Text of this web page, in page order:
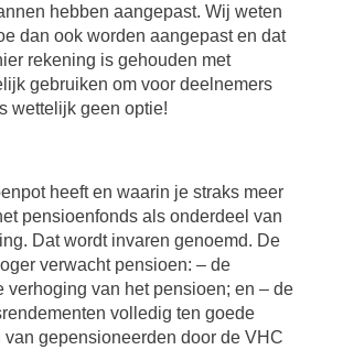
hebben aangepast. Wij weten
dan ook worden aangepast en dat
rekening is gehouden met
gebruiken om voor deelnemers
wettelijk geen optie!
heeft en waarin je straks meer
pensioenfonds als onderdeel van
Dat wordt invaren genoemd. De
verwacht pensioen: – de
van het pensioen; en – de
volledig ten goede
gepensioneerden door de VHC